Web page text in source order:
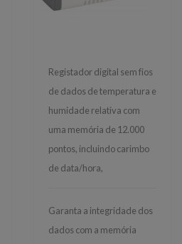
Registador digital sem fios
de dados de temperatura e
humidade relativa com
uma memória de 12.000
pontos, incluindo carimbo
de data/hora,
Garanta a integridade dos
dados com a memória